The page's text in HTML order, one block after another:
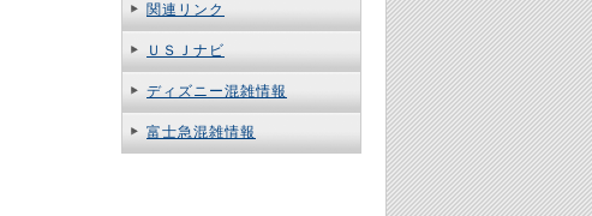
関連リンク
ＵＳＪナビ
ディズニー混雑情報
富士急混雑情報